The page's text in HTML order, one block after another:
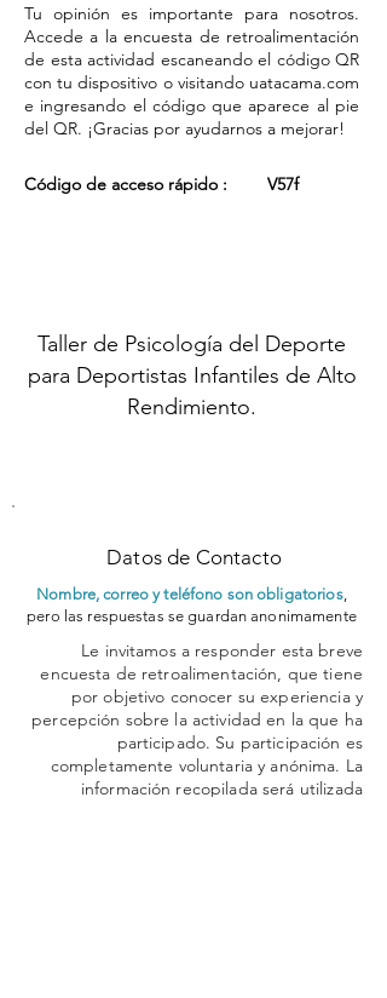
Tu opinión es importante para nosotros.
Accede a la encuesta de retroalimentación
de esta actividad escaneando el código QR
con tu dispositivo o visitando uatacama.com
e ingresando el código que aparece al pie
del QR. ¡Gracias por ayudarnos a mejorar!
Código de acceso rápido : V57f
Taller de Psicología del Deporte
para Deportistas Infantiles de Alto
Rendimiento.
Datos de Contacto
Nombre, correo y teléfono son obligatorios,
pero las respuestas se guardan anonimamente
Le invitamos a responder esta breve
encuesta de retroalimentación, que tiene
por objetivo conocer su experiencia y
percepción sobre la actividad en la que ha
participado. Su participación es
completamente voluntaria y anónima. La
información recopilada será utilizada